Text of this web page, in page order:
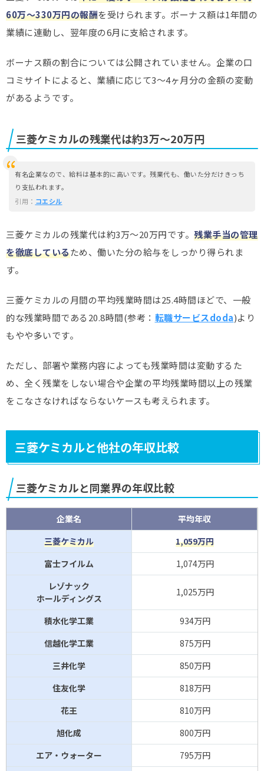
60万～330万円の報酬を受けられます。ボーナス額は1年間の
業績に連動し、翌年度の6月に支給されます。
ボーナス額の割合については公開されていません。企業の口
コミサイトによると、業績に応じて3～4ヶ月分の金額の変動
があるようです。
三菱ケミカルの残業代は約3万～20万円
有名企業なので、給料は基本的に高いです。残業代も、働いた分だけきっち
り支払われます。
引用： コエシル
三菱ケミカルの残業代は約3万～20万円です。 残業手当の管理
を徹底しているため、働いた分の給与をしっかり得られま
す。
三菱ケミカルの月間の平均残業時間は25.4時間ほどで、一般
的な残業時間である20.8時間(参考： 転職サービスdoda)より
もやや多いです。
ただし、部署や業務内容によっても残業時間は変動するた
め、全く残業をしない場合や企業の平均残業時間以上の残業
をこなさなければならないケースも考えられます。
三菱ケミカルと他社の年収比較
三菱ケミカルと同業界の年収比較
企業名
平均年収
三菱ケミカル
1,059万円
富士フイルム
1,074万円
レゾナック
ホールディングス
1,025万円
積水化学工業
934万円
信越化学工業
875万円
三井化学
850万円
住友化学
818万円
花王
810万円
旭化成
800万円
エア・ウォーター
795万円